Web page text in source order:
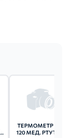
ТЕРМОМЕТР TVY
120 МЕД. РТУТН. В